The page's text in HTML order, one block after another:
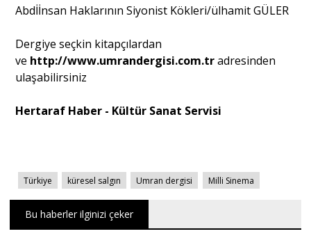
Abdİİnsan Haklarının Siyonist Kökleri/ülhamit GÜLER
Dergiye seçkin kitapçılardan
ve http://www.umrandergisi.com.tradresinden
ulaşabilirsiniz
Hertaraf Haber - Kültür Sanat Servisi
Türkiye küresel salgın Umran dergisi Milli Sinema
Bu haberler ilginizi çeker